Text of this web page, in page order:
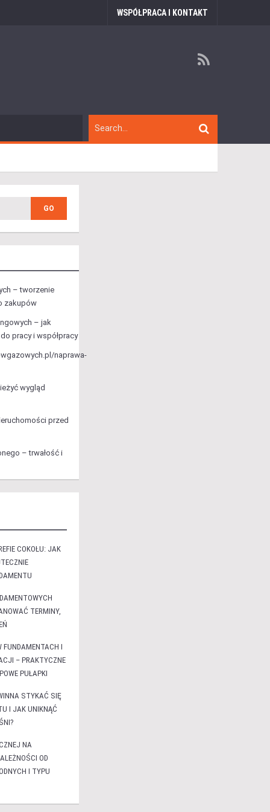
WSPÓŁPRACA I KONTAKT
– tworzenie
zakupów
– jak
pracy i współpracy
naprawa-
wygląd
przed
– trwałość i
COKOŁU: JAK
TERMINY,
FUNDAMENTACH I
– PRAKTYCZNE
PUŁAPKI
STYKAĆ SIĘ
I JAK UNIKNĄĆ
NA
OD
I TYPU